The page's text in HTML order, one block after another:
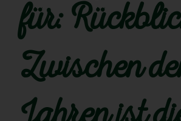
für:
Zwischen